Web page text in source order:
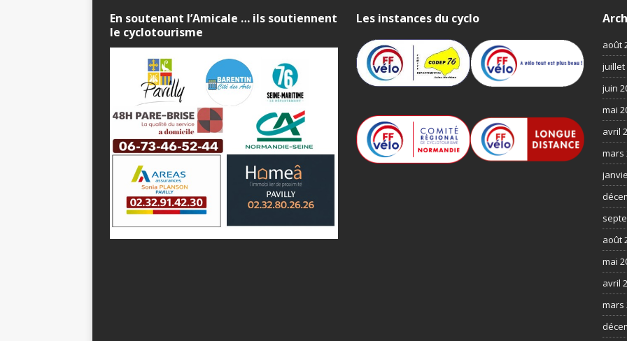
En soutenant l’Amicale … ils soutiennent
le cyclotourisme
Les instances du cyclo
août
juillet
juin
mai
avril
mars
août
mai
avril
mars